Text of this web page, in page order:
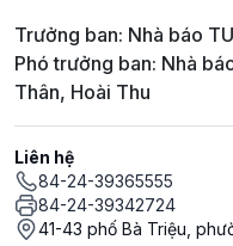
Trưởng ban: Nhà báo
Phó trưởng ban: Nhà
Thân, Hoài Thu
Liên hệ
84-24-39365555
84-24-39342724
41-43 phố Bà Triệu,